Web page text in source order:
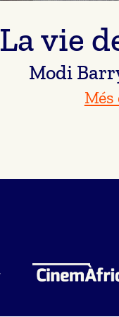
La vie
Modi